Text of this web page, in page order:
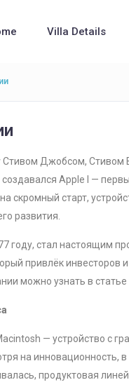
Villa Details
Стивом Джобсом,
Apple I —
скромный старт,
развития.
году, стал настоящим
привлёк инвесторов
можно узнать в статье
— устройство с
на инновационность,
продуктовая